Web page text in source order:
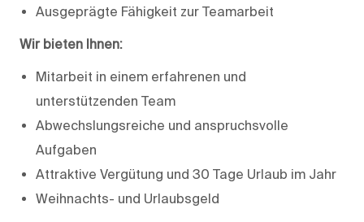
Ausgeprägte Fähigkeit zur Teamarbeit
Wir bieten Ihnen:
Mitarbeit in einem erfahrenen und
unterstützenden Team
Abwechslungsreiche und anspruchsvolle
Aufgaben
Attraktive Vergütung und 30 Tage Urlaub im Jahr
Weihnachts- und Urlaubsgeld